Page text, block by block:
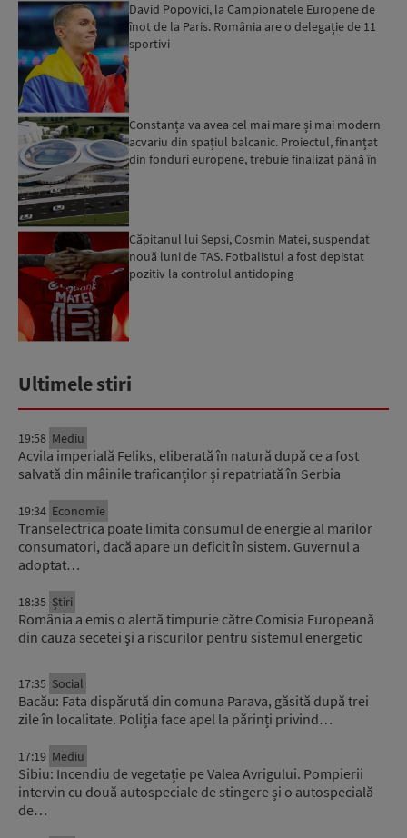
David Popovici, la Campionatele Europene de
înot de la Paris. România are o delegație de 11
sportivi
Constanța va avea cel mai mare și mai modern
acvariu din spațiul balcanic. Proiectul, finanțat
din fonduri europene, trebuie finalizat până în
Căpitanul lui Sepsi, Cosmin Matei, suspendat
nouă luni de TAS. Fotbalistul a fost depistat
pozitiv la controlul antidoping
Ultimele stiri
19:58 Mediu
Acvila imperială Feliks, eliberată în natură după ce a fost
salvată din mâinile traficanților și repatriată în Serbia
19:34 Economie
Transelectrica poate limita consumul de energie al marilor
consumatori, dacă apare un deficit în sistem. Guvernul a
adoptat…
18:35 Știri
România a emis o alertă timpurie către Comisia Europeană
din cauza secetei și a riscurilor pentru sistemul energetic
17:35 Social
Bacău: Fata dispărută din comuna Parava, găsită după trei
zile în localitate. Poliția face apel la părinți privind…
17:19 Mediu
Sibiu: Incendiu de vegetație pe Valea Avrigului. Pompierii
intervin cu două autospeciale de stingere și o autospecială
de…